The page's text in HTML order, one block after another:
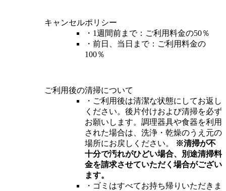
キャンセルポリシー
・1週間前まで：ご利用料金の50％
・前日、当日まで：ご利用料金の
100％
ご利用後の清掃について
・ご利用後は清潔な状態にしてお返し
ください。後片付けおよび清掃を必ず
お願いします。調理器具や食器を利用
された場合は、洗浄・乾燥のうえ元の
場所にお戻しください。
※清掃が不
十分で汚れがひどい場合、別途清掃料
金を請求させていただく場合がござい
ます。
・ゴミはすべてお持ち帰りいただきま